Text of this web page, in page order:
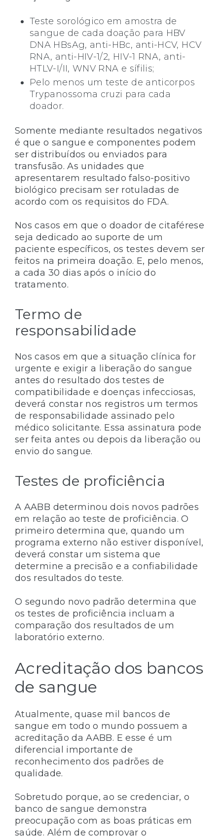
Teste sorológico em amostra de
sangue de cada doação para HBV
DNA HBsAg, anti-HBc, anti-HCV, HCV
RNA, anti-HIV-1/2, HIV-1 RNA, anti-
HTLV-I/II, WNV RNA e sífilis;
Pelo menos um teste de anticorpos
Trypanossoma cruzi para cada
doador.
Somente mediante resultados negativos
é que o sangue e componentes podem
ser distribuídos ou enviados para
transfusão. As unidades que
apresentarem resultado falso-positivo
biológico precisam ser rotuladas de
acordo com os requisitos do FDA.
Nos casos em que o doador de citaférese
seja dedicado ao suporte de um
paciente específicos, os testes devem ser
feitos na primeira doação. E, pelo menos,
a cada 30 dias após o início do
tratamento.
Termo de
responsabilidade
Nos casos em que a situação clínica for
urgente e exigir a liberação do sangue
antes do resultado dos testes de
compatibilidade e doenças infecciosas,
deverá constar nos registros um termos
de responsabilidade assinado pelo
médico solicitante. Essa assinatura pode
ser feita antes ou depois da liberação ou
envio do sangue.
Testes de proficiência
A AABB determinou dois novos padrões
em relação ao teste de proficiência. O
primeiro determina que, quando um
programa externo não estiver disponível,
deverá constar um sistema que
determine a precisão e a confiabilidade
dos resultados do teste.
O segundo novo padrão determina que
os testes de proficiência incluam a
comparação dos resultados de um
laboratório externo.
Acreditação dos bancos
de sangue
Atualmente, quase mil bancos de
sangue em todo o mundo possuem a
acreditação da AABB. E esse é um
diferencial importante de
reconhecimento dos padrões de
qualidade.
Sobretudo porque, ao se credenciar, o
banco de sangue demonstra
preocupação com as boas práticas em
saúde. Além de comprovar o